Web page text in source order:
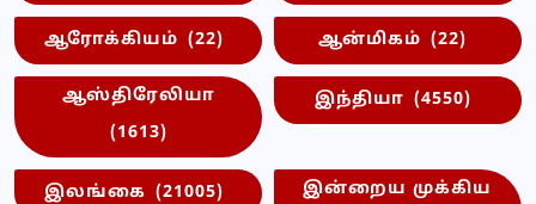
ஆரோக்கியம் (22) ஆன்மிகம் (22)
ஆஸ்திரேலியா
(1613)
இந்தியா (4550)
இலங்கை (21005)
இன்றைய முக்கிய